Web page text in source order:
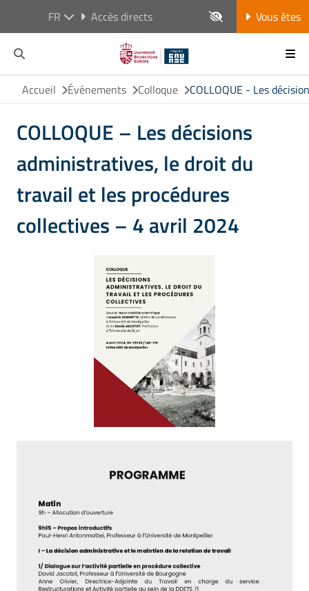
FR Accès directs Vous êtes
Accueil Événements Colloque COLLOQUE - Les
COLLOQUE – Les décisions
administratives, le droit du
travail et les procédures
collectives – 4 avril 2024